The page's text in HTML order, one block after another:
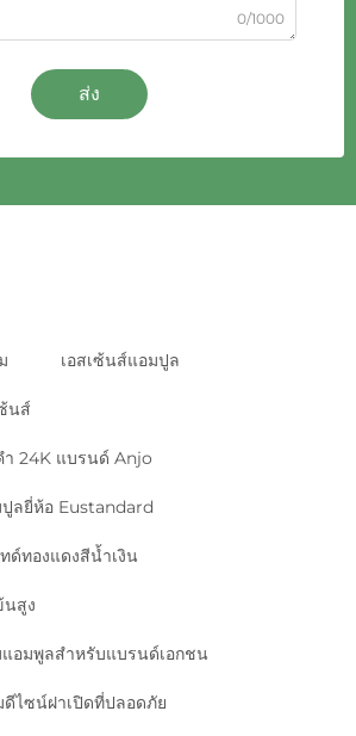
0/1000
ส่ง
เอสเซ้นส์แอมปูล
นส์
ำ 24K แบรนด์ Anjo
ลยี่ห้อ Eustandard
ด์ทองแดงสีน้ำเงิน
นสูง
อมพูลสำหรับแบรนด์เอกชน
ไซน์ฝาเปิดที่ปลอดภัย